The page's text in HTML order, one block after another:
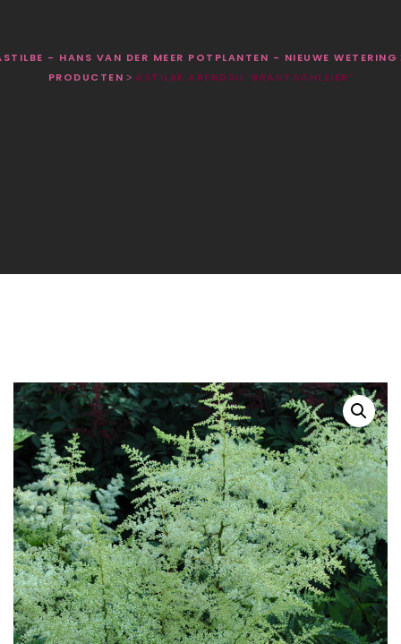
- HANS VAN DER MEER POTPLANTEN - NIEUWE WETERING
PRODUCTEN >ASTILBE ARENDSII ‘BRAUTSCHLEIER’